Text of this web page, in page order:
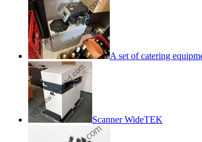
A set of catering
Scanner WideTEK